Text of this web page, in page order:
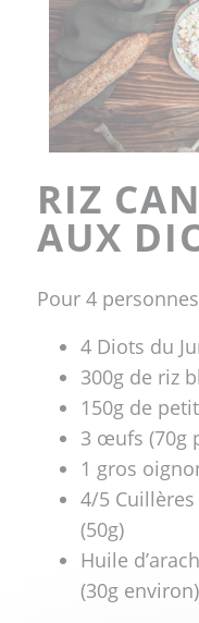
RIZ
AUX
Pour 4
4 Diots du
300g de riz
150g de
3 œufs (70g
1 gros
4/5
(50g)
Huile
(30g environ)